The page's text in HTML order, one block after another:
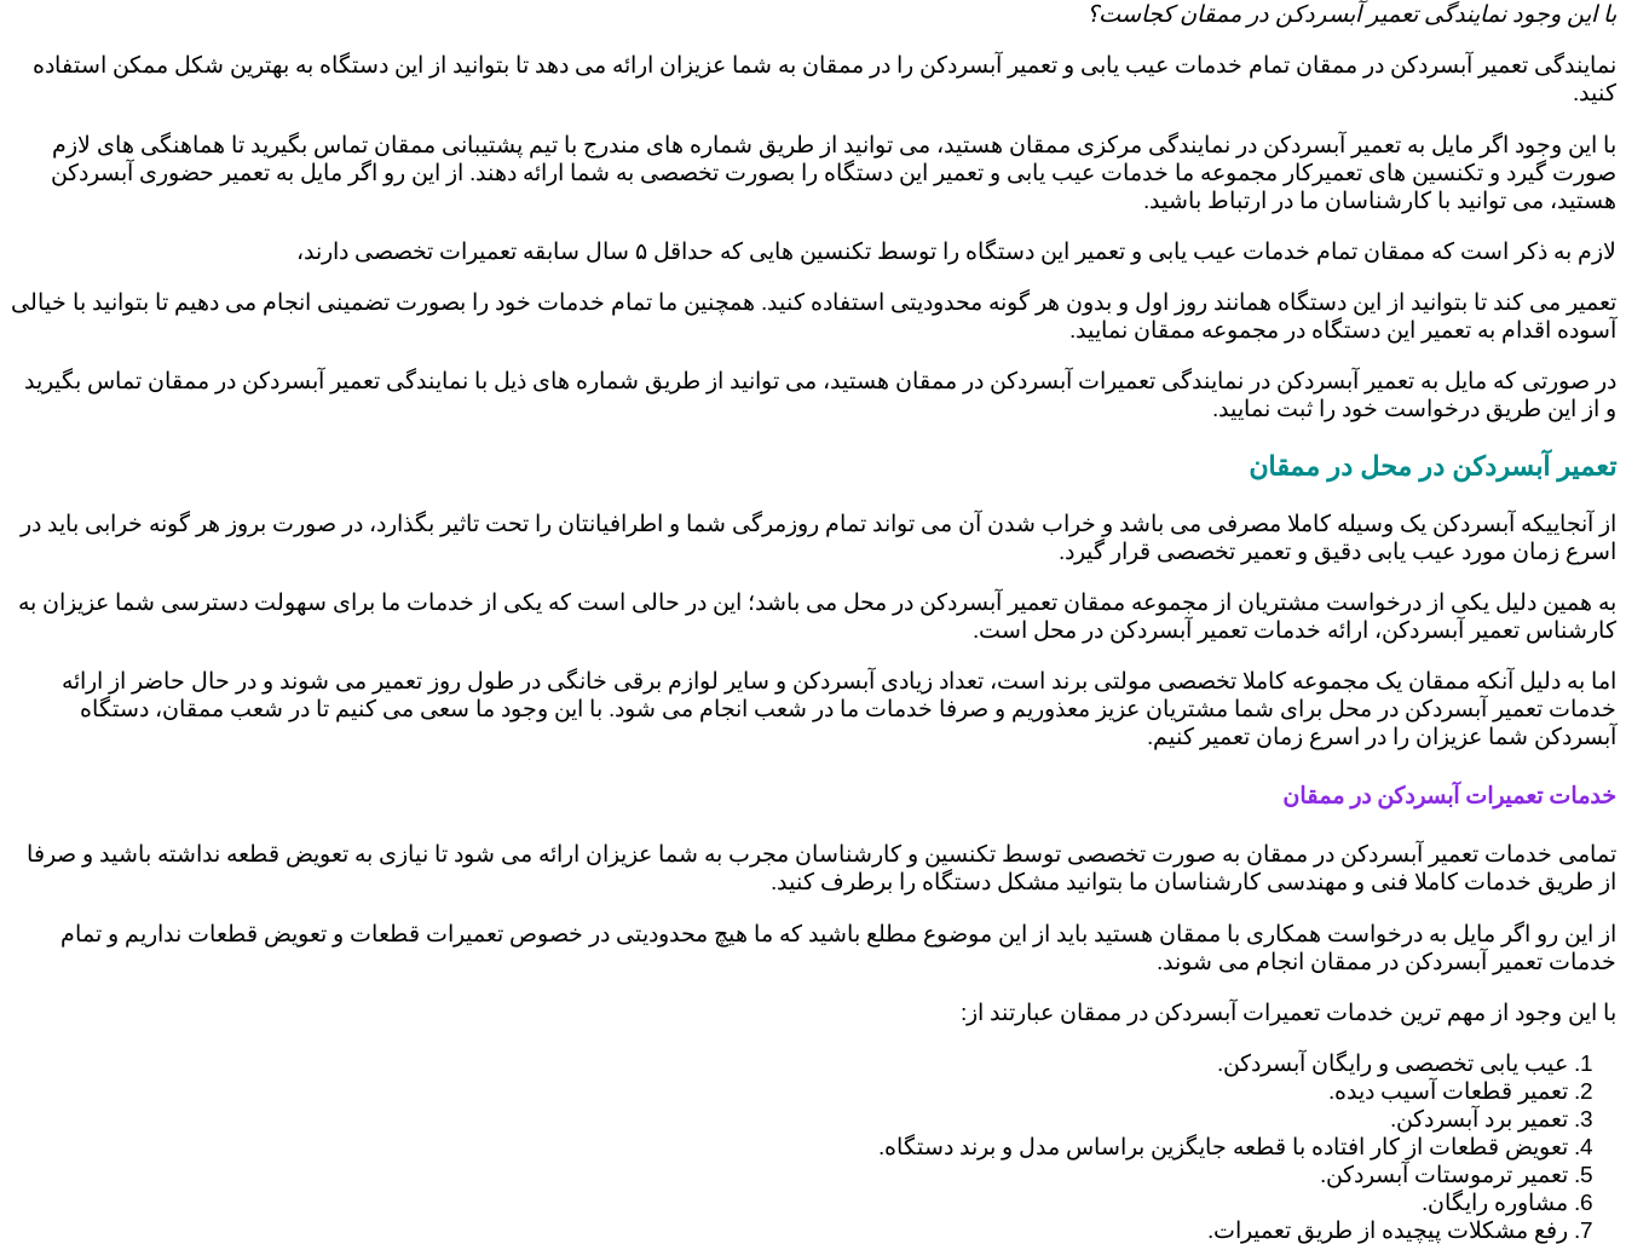
با این وجود نمایندگی تعمیر آبسردکن در ممقان کجاست؟
نمایندگی تعمیر آبسردکن در ممقان تمام خدمات عیب یابی و تعمیر آبسردکن را در ممقان به شما عزیزان ارائه می دهد تا بتوانید از این دستگاه به بهترین شکل ممکن استفاده
کنید.
با این وجود اگر مایل به تعمیر آبسردکن در نمایندگی مرکزی ممقان هستید، می توانید از طریق شماره های مندرج با تیم پشتیبانی ممقان تماس بگیرید تا هماهنگی های لازم
صورت گیرد و تکنسین های تعمیرکار مجموعه ما خدمات عیب یابی و تعمیر این دستگاه را بصورت تخصصی به شما ارائه دهند. از این رو اگر مایل به تعمیر حضوری آبسردکن
هستید، می توانید با کارشناسان ما در ارتباط باشید.
لازم به ذکر است که ممقان تمام خدمات عیب یابی و تعمیر این دستگاه را توسط تکنسین هایی که حداقل ۵ سال سابقه تعمیرات تخصصی دارند،
تعمیر می کند تا بتوانید از این دستگاه همانند روز اول و بدون هر گونه محدودیتی استفاده کنید. همچنین ما تمام خدمات خود را بصورت تضمینی انجام می دهیم تا بتوانید با خیالی
آسوده اقدام به تعمیر این دستگاه در مجموعه ممقان نمایید.
در صورتی که مایل به تعمیر آبسردکن در نمایندگی تعمیرات آبسردکن در ممقان هستید، می توانید از طریق شماره های ذیل با نمایندگی تعمیر آبسردکن در ممقان تماس بگیرید
و از این طریق درخواست خود را ثبت نمایید.
تعمیر آبسردکن در محل در ممقان
از آنجاییکه آبسردکن یک وسیله کاملا مصرفی می باشد و خراب شدن آن می تواند تمام روزمرگی شما و اطرافیانتان را تحت تاثیر بگذارد، در صورت بروز هر گونه خرابی باید در
اسرع زمان مورد عیب یابی دقیق و تعمیر تخصصی قرار گیرد.
به همین دلیل یکی از درخواست مشتریان از مجموعه ممقان تعمیر آبسردکن در محل می باشد؛ این در حالی است که یکی از خدمات ما برای سهولت دسترسی شما عزیزان به
کارشناس تعمیر آبسردکن، ارائه خدمات تعمیر آبسردکن در محل است.
اما به دلیل آنکه ممقان یک مجموعه کاملا تخصصی مولتی برند است، تعداد زیادی آبسردکن و سایر لوازم برقی خانگی در طول روز تعمیر می شوند و در حال حاضر از ارائه
خدمات تعمیر آبسردکن در محل برای شما مشتریان عزیز معذوریم و صرفا خدمات ما در شعب انجام می شود. با این وجود ما سعی می کنیم تا در شعب ممقان، دستگاه
آبسردکن شما عزیزان را در اسرع زمان تعمیر کنیم.
خدمات تعمیرات آبسردکن در ممقان
تمامی خدمات تعمیر آبسردکن در ممقان به صورت تخصصی توسط تکنسین و کارشناسان مجرب به شما عزیزان ارائه می شود تا نیازی به تعویض قطعه نداشته باشید و صرفا
از طریق خدمات کاملا فنی و مهندسی کارشناسان ما بتوانید مشکل دستگاه را برطرف کنید.
از این رو اگر مایل به درخواست همکاری با ممقان هستید باید از این موضوع مطلع باشید که ما هیچ محدودیتی در خصوص تعمیرات قطعات و تعویض قطعات نداریم و تمام
خدمات تعمیر آبسردکن در ممقان انجام می شوند.
با این وجود از مهم ترین خدمات تعمیرات آبسردکن در ممقان عبارتند از:
عیب یابی تخصصی و رایگان آبسردکن.
تعمیر قطعات آسیب دیده.
تعمیر برد آبسردکن.
تعویض قطعات از کار افتاده با قطعه جایگزین براساس مدل و برند دستگاه.
تعمیر ترموستات آبسردکن.
مشاوره رایگان.
رفع مشکلات پیچیده از طریق تعمیرات.